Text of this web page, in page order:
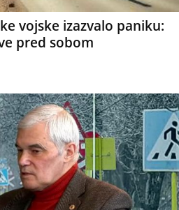
vojske izazvalo paniku:
pred sobom